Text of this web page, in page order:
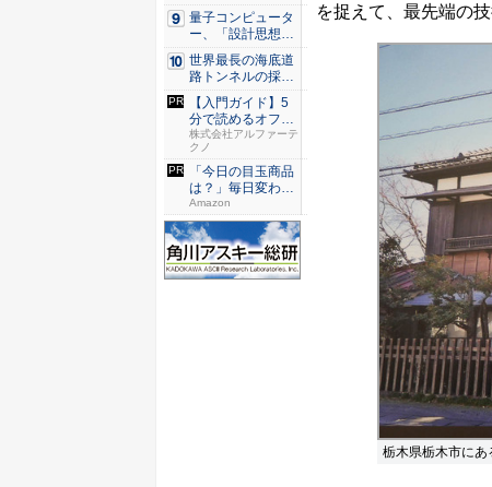
を捉えて、最先端の技
栃木県栃木市にあ
量子コンピュータ
ー、「設計思想」
を問う段...
世界最長の海底道
路トンネルの採掘
現場／ア...
【入門ガイド】5
分で読めるオフィ
スのセキ...
株式会社アルファーテ
クノ
「今日の目玉商品
は？」毎日変わる
Amaz...
Amazon